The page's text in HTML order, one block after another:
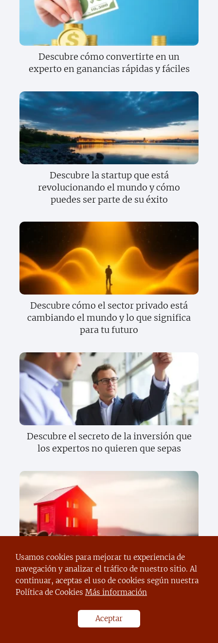
Descubre cómo convertirte en un
experto en ganancias rápidas y fáciles
Descubre la startup que está
revolucionando el mundo y cómo
puedes ser parte de su éxito
Descubre cómo el sector privado está
cambiando el mundo y lo que significa
para tu futuro
Descubre el secreto de la inversión que
los expertos no quieren que sepas
Descubre la verdad oculta sobre los
bonos que cambiará tu forma de
invertir para siempre
Usamos cookies para mejorar tu experiencia de
navegación y analizar el tráfico de nuestro sitio. Al
continuar, aceptas el uso de cookies según nuestra
Política de Cookies Más información
Aceptar